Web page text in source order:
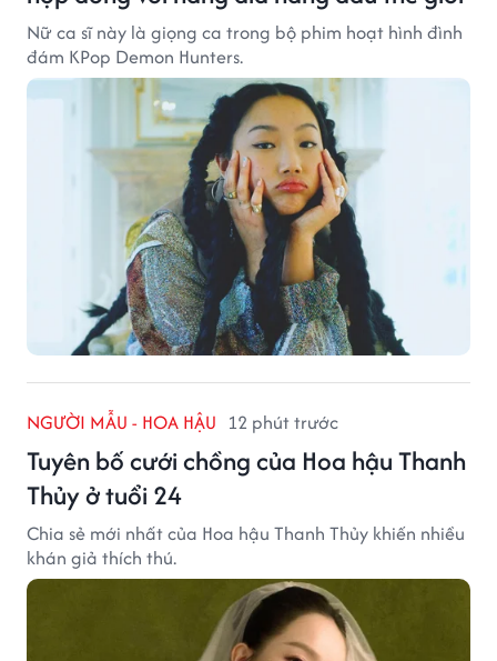
Nữ ca sĩ này là giọng ca trong bộ phim hoạt hình đình
đám KPop Demon Hunters.
NGƯỜI MẪU - HOA HẬU 12 phút trước
Tuyên bố cưới chồng của Hoa hậu Thanh
Thủy ở tuổi 24
Chia sẻ mới nhất của Hoa hậu Thanh Thủy khiến nhiều
khán giả thích thú.